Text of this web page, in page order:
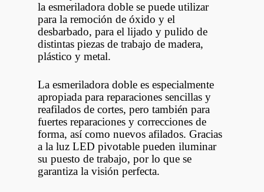
la esmeriladora doble se puede utilizar
para la remoción de óxido y el
desbarbado, para el lijado y pulido de
distintas piezas de trabajo de madera,
plástico y metal.
La esmeriladora doble es especialmente
apropiada para reparaciones sencillas y
reafilados de cortes, pero también para
fuertes reparaciones y correcciones de
forma, así como nuevos afilados. Gracias
a la luz LED pivotable pueden iluminar
su puesto de trabajo, por lo que se
garantiza la visión perfecta.